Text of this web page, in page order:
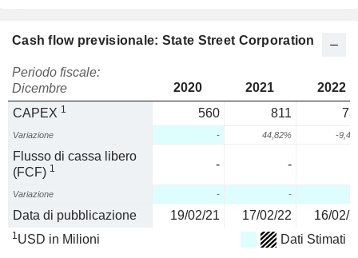
Cash flow previsionale: State Street Corporation
Periodo fiscale:
Dicembre
2020 2021
2022
CAPEX 1 560 811
Variazione - 44,82% -
Flusso di cassa libero
(FCF) 1 - -
Variazione - -
Data di pubblicazione 19/02/21 17/02/22 16/02/
1USD in Milioni Dati Stimati